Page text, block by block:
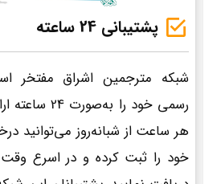
پشتیبانی 24 ساعته
شبکه مترجمین اشراق مفتخر
رسمی خود را
هر ساعت از شبانه‌روز می‌توانید
خود را ثبت کرده و در اسرع وقت